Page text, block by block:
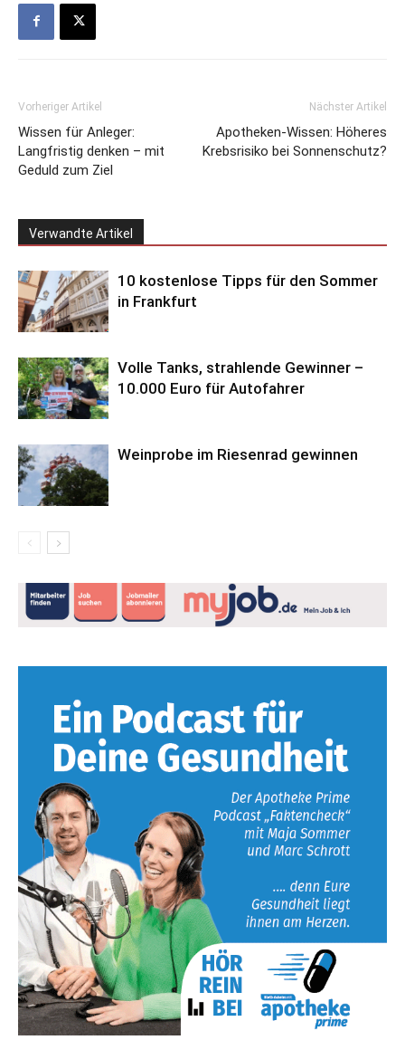
Vorheriger Artikel
Wissen für Anleger:
Langfristig denken – mit
Geduld zum Ziel
Nächster Artikel
Apotheken-Wissen: Höheres
Krebsrisiko bei Sonnenschutz?
Verwandte Artikel
10 kostenlose Tipps für den Sommer
in Frankfurt
Volle Tanks, strahlende Gewinner –
10.000 Euro für Autofahrer
Weinprobe im Riesenrad gewinnen